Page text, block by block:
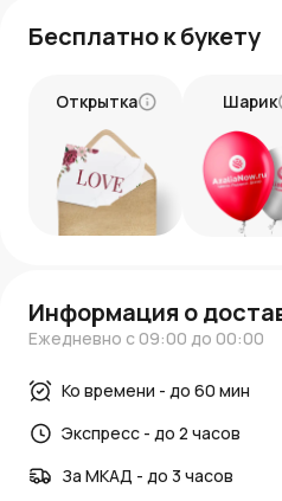
Бесплатно к букету
Открытка Шарик
Информация о
Ежедневно с 09:00 до 00:00
Ко времени - до 60 мин
Экспресс - до 2 часов
За МКАД - до 3 часов